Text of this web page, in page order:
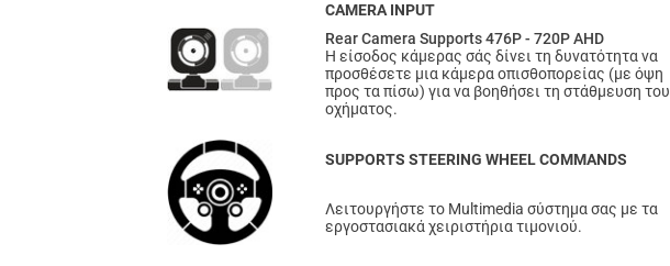
CAMERA INPUT
Rear Camera Supports 476P - 720P AHD
Η είσοδος κάμερας σάς δίνει τη δυνατότητα να
προσθέσετε μια κάμερα οπισθοπορείας (με όψη
προς τα πίσω) για να βοηθήσει τη στάθμευση του
οχήματος.
SUPPORTS STEERING WHEEL COMMANDS
Λειτουργήστε το Multimedia σύστημα σας με τα
εργοστασιακά χειριστήρια τιμονιού.